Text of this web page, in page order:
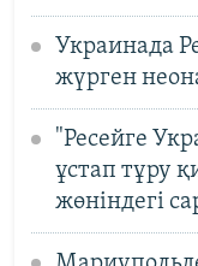
Украинада
жүрген
"Ресейге
ұстап тұру
жөніндегі